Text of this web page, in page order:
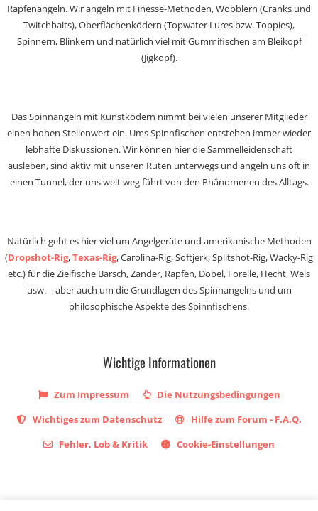
Rapfenangeln. Wir angeln mit Finesse-Methoden, Wobblern (Cranks und
Twitchbaits), Oberflächenködern (Topwater Lures bzw. Toppies),
Spinnern, Blinkern und natürlich viel mit Gummifischen am Bleikopf
(Jigkopf).
Das Spinnangeln mit Kunstködern nimmt bei vielen unserer Mitglieder
einen hohen Stellenwert ein. Ums Spinnfischen entstehen immer wieder
lebhafte Diskussionen. Wir können hier die Sammelleidenschaft
ausleben, sind aktiv mit unseren Ruten unterwegs und angeln uns oft in
einen Tunnel, der uns weit weg führt von den Phänomenen des Alltags.
Natürlich geht es hier viel um Angelgeräte und amerikanische Methoden
(Dropshot-Rig,Texas-Rig, Carolina-Rig, Softjerk, Splitshot-Rig, Wacky-Rig
etc.) für die Zielfische Barsch, Zander, Rapfen, Döbel, Forelle, Hecht, Wels
usw. – aber auch um die Grundlagen des Spinnangelns und um
philosophische Aspekte des Spinnfischens.
Wichtige Informationen
Zum Impressum
Die Nutzungsbedingungen
Wichtiges zum Datenschutz
Hilfe zum Forum - F.A.Q.
Fehler, Lob & Kritik
Cookie-Einstellungen